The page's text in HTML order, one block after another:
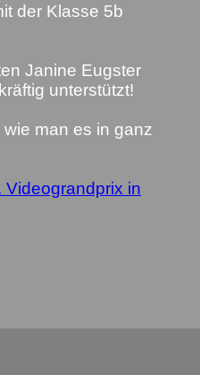
der Klasse 5b
Janine Eugster
unterstützt!
wie man es in ganz
Videograndprix in